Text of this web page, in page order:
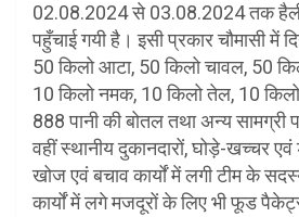
02.08.2024 से 03.08.2024 तक
पहुँचाई गयी है। इसी प्रकार चौमासी में
50 किलो आटा, 50 किलो चावल, 50
10 किलो नमक, 10 किलो तेल, 10 किलो
888 पानी की बोतल तथा अन्य सामग्री
वहीं स्थानीय दुकानदारों, घोड़े-खच्चर
खोज एवं बचाव कार्यों में लगी टीम के
कार्यों में लगे मजदूरों के लिए भी फूड